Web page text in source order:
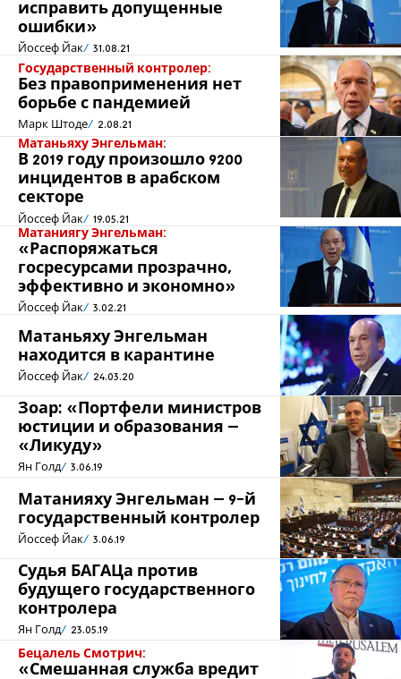
исправить допущенные
ошибки»
Йоссеф Йак 31.08.21
Государственный контролер:
Без правоприменения нет
борьбе с пандемией
Марк Штоде 2.08.21
Матаньяху Энгельман:
В 2019 году произошло 9200
инцидентов в арабском
секторе
Йоссеф Йак 19.05.21
Матаниягу Энгельман:
«Распоряжаться
госресурсами прозрачно,
эффективно и экономно»
Йоссеф Йак 3.02.21
Матаньяху Энгельман
находится в карантине
Йоссеф Йак 24.03.20
Зоар: «Портфели министров
юстиции и образования –
«Ликуду»
Ян Голд 3.06.19
Матанияху Энгельман – 9-й
государственный контролер
Йоссеф Йак 3.06.19
Судья БАГАЦа против
будущего государственного
контролера
Ян Голд 23.05.19
Бецалель Смотрич:
«Смешанная служба вредит